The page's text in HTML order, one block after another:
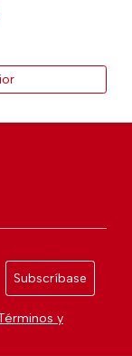
Subscríbase
y